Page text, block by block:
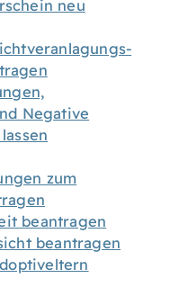
neu
Negative
zum
beantragen
beantragen